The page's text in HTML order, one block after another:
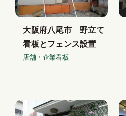
大阪府八尾市 野立て
看板とフェンス設置
店舗・企業看板